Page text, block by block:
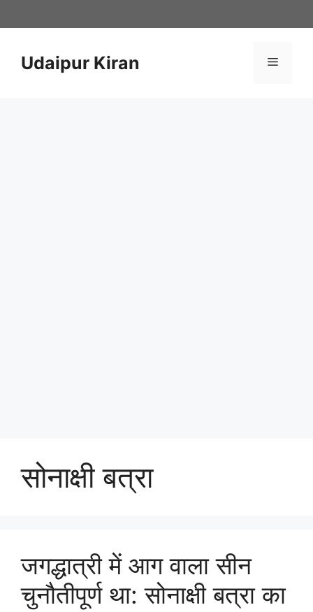
to
Udaipur Kiran Menu
सोनाक्षी बत्रा
जगद्धात्री में आग वाला सीन
चुनौतीपूर्ण था: सोनाक्षी बत्रा का